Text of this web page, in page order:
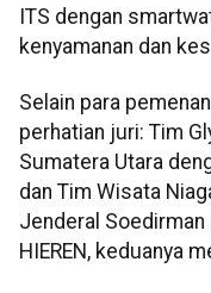
ITS dengan
kenyamanan dan
Selain para
perhatian juri: Tim
Sumatera Utara
dan Tim Wisata
Jenderal
HIEREN, keduanya